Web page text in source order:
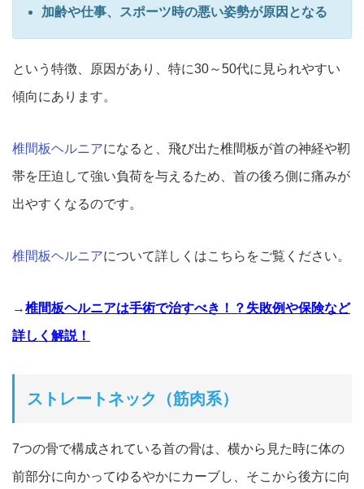
加齢や仕事、スポーツ時の悪い姿勢が原因となる
という特徴、原因があり、特に30～50代に見られやすい
傾向にあります。
椎間板ヘルニアになると、 飛び出た椎間板が首の神経や靭
帯を圧迫して強い負荷を与えるため 、首の後ろ側に痛みが
出やすくなるのです。
椎間板ヘルニアについて詳しくはこちらをご覧ください。
→椎間板ヘルニアは手術で治すべき！？失敗例や保険など
詳しく解説！
ストレートネック（筋肉系）
7つの骨で構成されている首の骨は、 横から見た時に体の
前部分に向かってゆるやかにカーブし、 そこから後方に向